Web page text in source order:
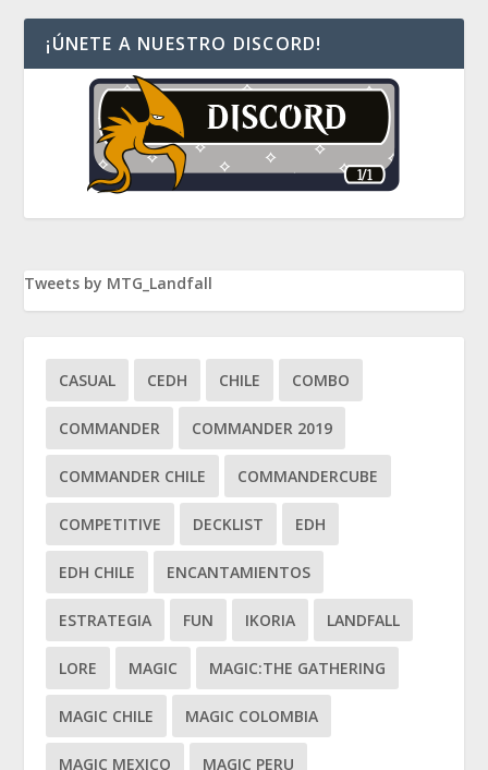
¡ÚNETE A NUESTRO DISCORD!
Tweets by MTG_Landfall
CASUAL CEDH CHILE COMBO
COMMANDER COMMANDER 2019
COMMANDER CHILE COMMANDERCUBE
COMPETITIVE DECKLIST EDH
EDH CHILE ENCANTAMIENTOS
ESTRATEGIA FUN IKORIA LANDFALL
LORE MAGIC MAGIC:THE GATHERING
MAGIC CHILE MAGIC COLOMBIA
MAGIC MEXICO MAGIC PERU